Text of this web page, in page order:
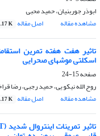
ابوذر جوربنیان، حمید محبی
مشاهده مقاله
اصل مقاله K
تاثیر هفت هفته تمرین
اسکلتی موشهای صحرایی
صفحه15-24
روح الله نیکو یی، حمید رجبی، رضا
مشاهده مقاله
اصل مقاله K